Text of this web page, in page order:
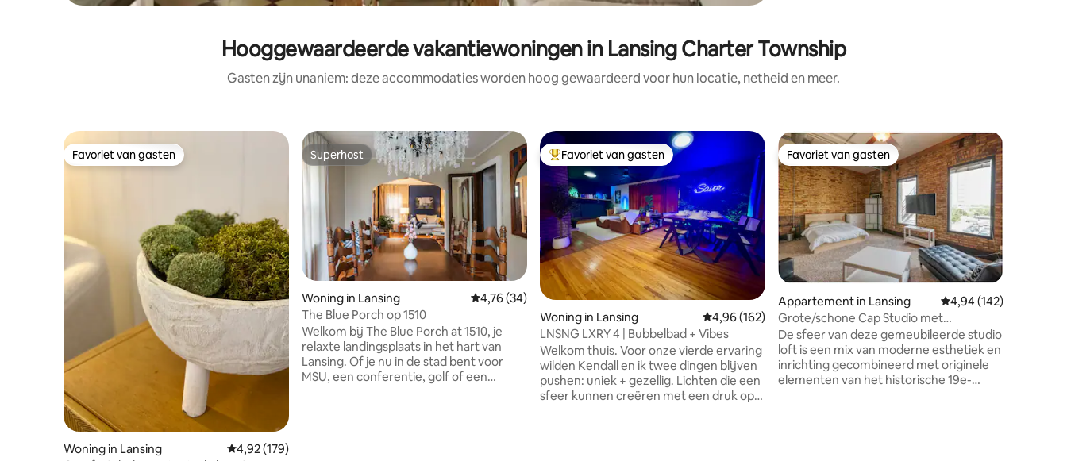
Hooggewaardeerde vakantiewoningen in Lansing Charter Township
Gasten zijn unaniem: deze accommodaties worden hoog gewaardeerd voor hun locatie, netheid en meer.
Favoriet van gasten
Favoriet van gasten
Woning in Lansing Gemiddelde beoordeling van 4,92 op 5, 179 recensies
4,92 (179)
Superhost
Superhost
Woning in Lansing Gemiddelde beoordeling van 4,76 op 5, 34 recensies
4,76 (34)
The Blue Porch op 1510
Welkom bij The Blue Porch at 1510, je
relaxte landingsplaats in het hart van
Lansing. Of je nu in de stad bent voor
MSU, een conferentie, golf of een
Topfavoriet van gasten
Favoriet van gasten
Woning in Lansing Gemiddelde beoordeling van 4,96 op 5, 162 recensies
4,96 (162)
LNSNG LXRY 4 | Bubbelbad + Vibes
Welkom thuis. Voor onze vierde ervaring
wilden Kendall en ik twee dingen blijven
pushen: uniek + gezellig. Lichten die een
sfeer kunnen creëren met een druk op
Favoriet van gasten
Favoriet van gasten
Appartement in Lansing Gemiddelde
4,94 (142)
Grote/schone Cap Studio met
parkeergelegenheid op Washington!
De sfeer van deze gemeubileerde studio
loft is een mix van moderne esthetiek en
inrichting gecombineerd met originele
elementen van het historische 19e-